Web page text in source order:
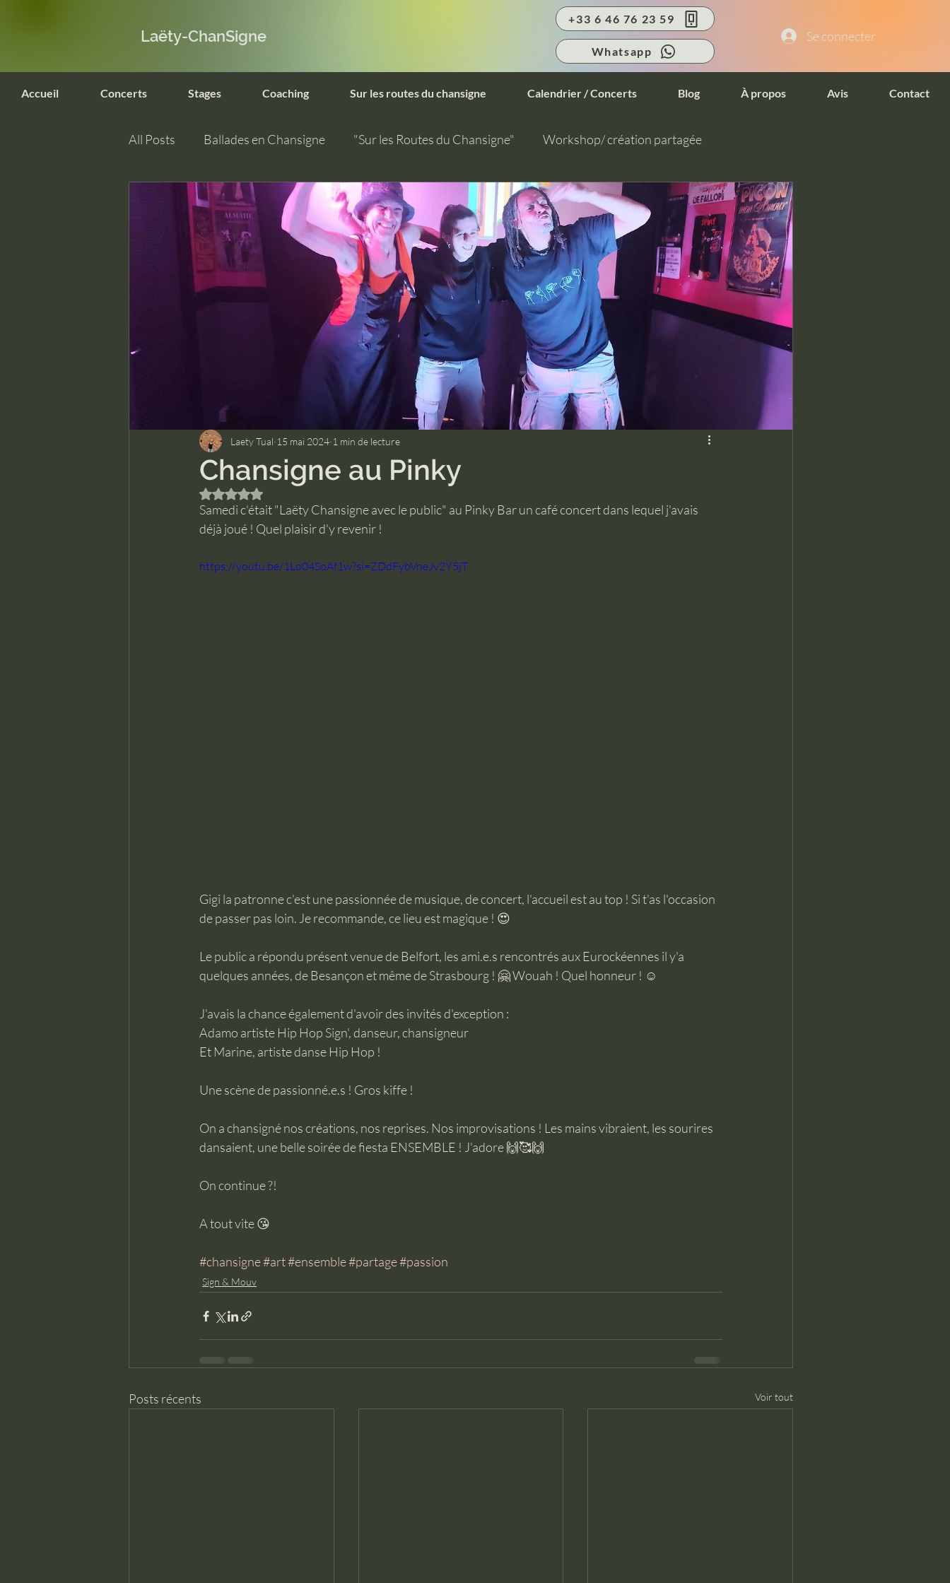
Laëty-ChanSigne Se connecter
+33 6 46 76 23 59
Whatsapp
Accueil Concerts Stages Coaching Sur les routes du chansigne Calendrier / Concerts Blog À propos Avis Contact
All Posts Ballades en Chansigne "Sur les Routes du Chansigne" Workshop/ création partagée
Sign & Mouv
Chansigne au Pinky
Laety Tual 15 mai 2024 1 min de lecture
Noté NaN étoiles sur 5.
Samedi c'était "Laëty Chansigne avec le public" au Pinky Bar un café concert dans lequel j'avais
déjà joué ! Quel plaisir d'y revenir !
https://youtu.be/1Lo04SoAf1w?si=ZDdFybVneJv2Y5jT
Gigi la patronne c'est une passionnée de musique, de concert, l'accueil est au top ! Si t'as l'occasion
de passer pas loin. Je recommande, ce lieu est magique ! 😍
Le public a répondu présent venue de Belfort, les ami.e.s rencontrés aux Eurockéennes il y'a
quelques années, de Besançon et même de Strasbourg ! 🤗 Wouah ! Quel honneur ! ☺️
J'avais la chance également d'avoir des invités d'exception :
Adamo artiste Hip Hop Sign', danseur, chansigneur
Et Marine, artiste danse Hip Hop !
Une scène de passionné.e.s ! Gros kiffe !
On a chansigné nos créations, nos reprises. Nos improvisations ! Les mains vibraient, les sourires
dansaient, une belle soirée de fiesta ENSEMBLE ! J'adore 🙌🥰🙌
On continue ?!
A tout vite 😘
#chansigne#art#ensemble#partage#passion
Sign & Mouv
Posts récents Voir tout